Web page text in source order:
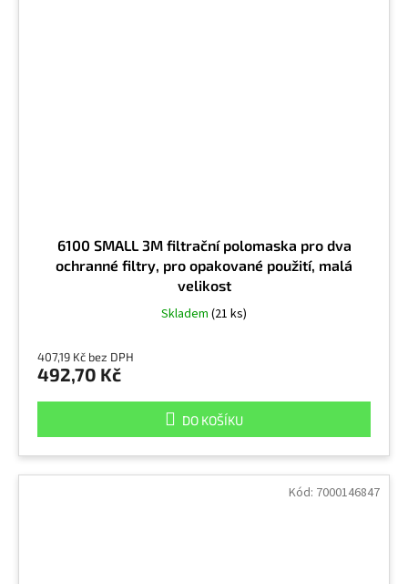
6100 SMALL 3M filtrační polomaska pro dva
ochranné filtry, pro opakované použití, malá
velikost
Skladem (21 ks)
407,19 Kč bez DPH
492,70 Kč
DO KOŠÍKU
Kód: 7000146847